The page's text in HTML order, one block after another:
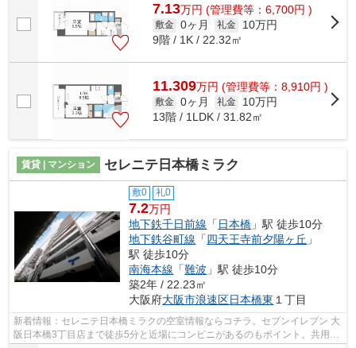
7.13万円 (管理費等：6,700円 )
敷金 0ヶ月 礼金
10万円
9階 / 1K / 22.32㎡
11.309万円 (管理費等：8,910円 )
敷金 0ヶ月 礼金
10万円
13階 / 1LDK / 31.82㎡
賃貸 | マンション セレニテ日本橋ミラク
敷0 礼0
7.2万円
地下鉄千日前線 「 日本橋 」駅 徒歩10分
地下鉄谷町線 「四天王寺前夕陽ヶ丘 」
駅 徒歩10分
南海本線 「難波 」駅 徒歩10分
築2年 / 22.23㎡
大阪府大阪市浪速区日本橋東 １丁目
新着情報：セレニテ日本橋ミラクの空室情報ならコチラ。セブンイレブン 大
阪日本橋3丁目店まで徒歩5分と近場にコンビニがあるのもポイント。共用部